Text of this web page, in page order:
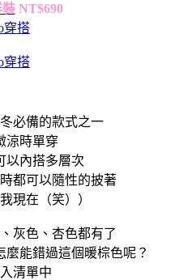
NT$690
必備的款式之一
涼時單穿
以內搭多層次
都可以隨性的披著
現在（笑））
灰色、杏色都有了
能錯過這個暖棕色呢？
清單中